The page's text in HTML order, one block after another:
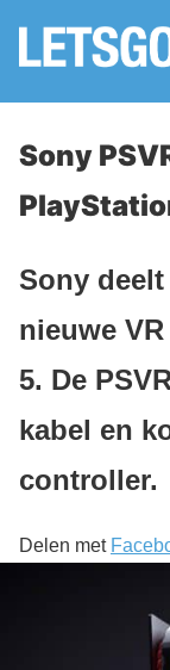
Sony
Sony
nieuwe
5. De
kabel en
controller.
Delen met